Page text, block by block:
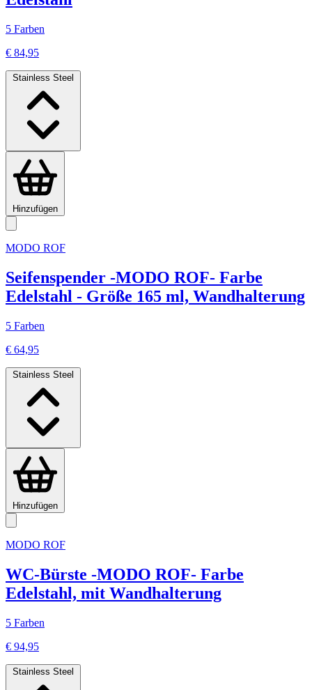
5 Farben
€ 84,95
Stainless Steel
Hinzufügen
MODO ROF
Seifenspender -MODO ROF- Farbe
Edelstahl - Größe 165 ml, Wandhalterung
5 Farben
€ 64,95
Stainless Steel
Hinzufügen
MODO ROF
WC-Bürste -MODO ROF- Farbe
Edelstahl, mit Wandhalterung
5 Farben
€ 94,95
Stainless Steel